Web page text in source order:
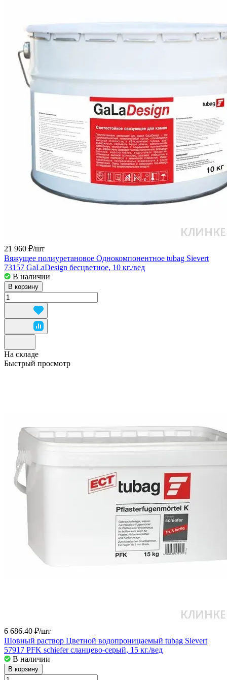
21 960 ₽/шт
Вяжущее полиуретановое Однокомпонентное tubag Sievert
73157 GaLaDesign бесцветное, 10 кг./вед
В наличии
В корзину
На складе
Быстрый просмотр
6 686.40 ₽/шт
Шовный раствор Цветной водопроницаемый tubag Sievert
57917 PFK schiefer сланцево-серый, 15 кг./вед
В наличии
В корзину